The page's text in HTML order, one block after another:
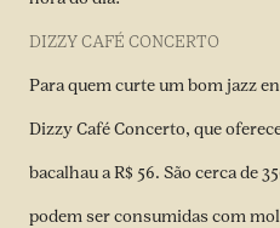
DIZZY CAFÉ CONCERTO
Para quem curte um bom jazz
Dizzy Café Concerto, que
bacalhau a R$ 56. São cerca de
podem ser consumidas com